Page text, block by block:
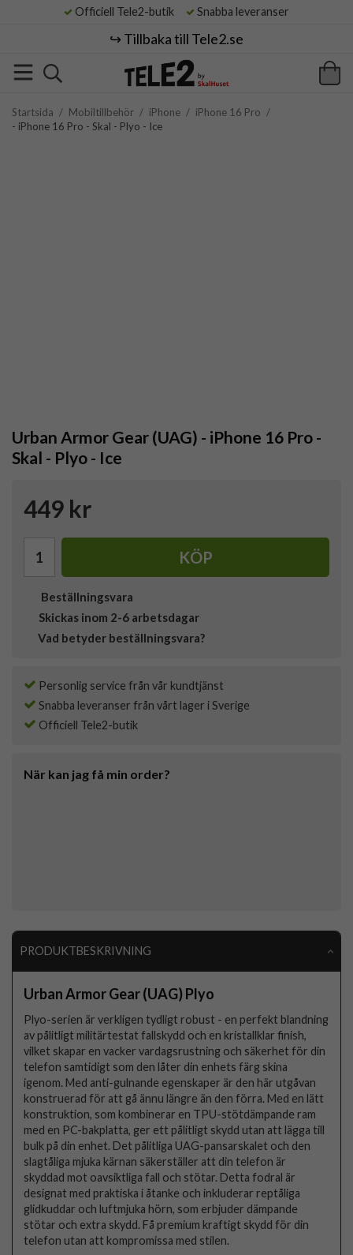
Officiell Tele2-butik Snabba leveranser
↪️ Tillbaka till Tele2.se
Startsida / Mobiltillbehör / iPhone / iPhone 16 Pro /
- iPhone 16 Pro - Skal - Plyo - Ice
Urban Armor Gear (UAG) - iPhone 16 Pro -
Skal - Plyo - Ice
449 kr
KÖP
Beställningsvara
Skickas inom 2-6 arbetsdagar
Vad betyder beställningsvara?
Personlig service från vår kundtjänst
Snabba leveranser från vårt lager i Sverige
Officiell Tele2-butik
När kan jag få min order?
PRODUKTBESKRIVNING
Urban Armor Gear (UAG) Plyo
Plyo-serien är verkligen tydligt robust - en perfekt blandning
av pålitligt militärtestat fallskydd och en kristallklar finish,
vilket skapar en vacker vardagsrustning och säkerhet för din
telefon samtidigt som den låter din enhets färg skina
igenom. Med anti-gulnande egenskaper är den här utgåvan
konstruerad för att gå ännu längre än den förra. Med en lätt
konstruktion, som kombinerar en TPU-stötdämpande ram
med en PC-bakplatta, ger ett pålitligt skydd utan att lägga till
bulk på din enhet. Det pålitliga UAG-pansarskalet och den
slagtåliga mjuka kärnan säkerställer att din telefon är
skyddad mot oavsiktliga fall och stötar. Detta fodral är
designat med praktiska i åtanke och inkluderar reptåliga
glidkuddar och luftmjuka hörn, som erbjuder dämpande
stötar och extra skydd. Få premium kraftigt skydd för din
telefon utan att kompromissa med stilen.